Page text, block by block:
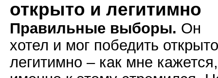
открыто и легитимно
Правильные выборы. Он
хотел и мог победить
легитимно – как мне кажется,